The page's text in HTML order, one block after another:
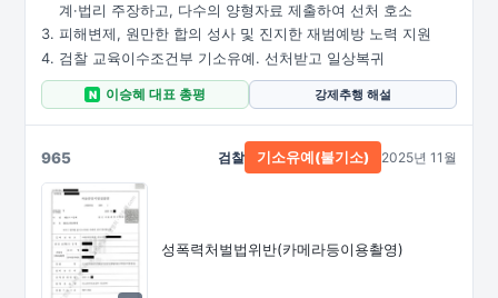
계·법리 주장하고, 다수의 양형자료 제출하여 선처 호소
피해변제, 원만한 합의 성사 및 진지한 재범예방 노력 지원
검찰 교육이수조건부 기소유예. 선처받고 일상복귀
N 이승혜 대표 총평 강제추행 해설
965
성폭력처벌법위반(카메라등이용촬영)
검찰 기소유예(불기소) 2025년 11월